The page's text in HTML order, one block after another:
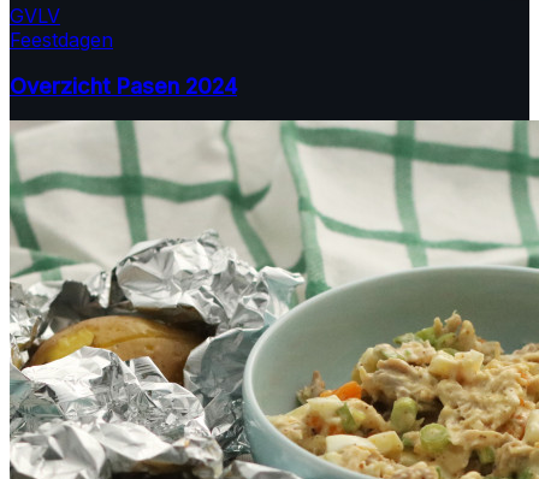
GVLV
Feestdagen
Overzicht Pasen 2024